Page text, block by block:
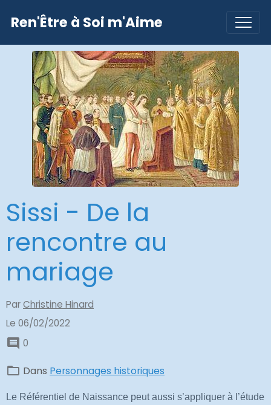
Ren'Être à Soi m'Aime
Sissi - De la
rencontre au
mariage
ParChristine Hinard
Le 06/02/2022
0
Dans Personnages historiques
Le Référentiel de Naissance peut aussi s’appliquer à l’étude